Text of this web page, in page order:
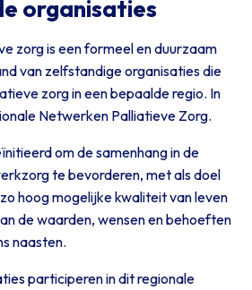
organisaties
zorg is een formeel en duurzaam
van zelfstandige organisaties die
zorg in een bepaalde regio. In
Netwerken Palliatieve Zorg.
om de samenhang in de
te bevorderen, met als doel
hoog mogelijke kwaliteit van leven
de waarden, wensen en behoeften
naasten.
participeren in dit regionale